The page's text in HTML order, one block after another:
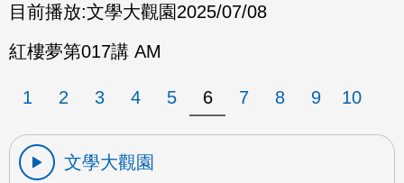
目前播放:文學大觀園2025/07/08
紅樓夢第017講 AM
1 2 3 4 5 6 7 8 9 10
文學大觀園